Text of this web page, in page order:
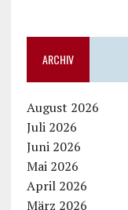
ARCHIV
August 2026
Juli 2026
Juni 2026
Mai 2026
April 2026
März 2026